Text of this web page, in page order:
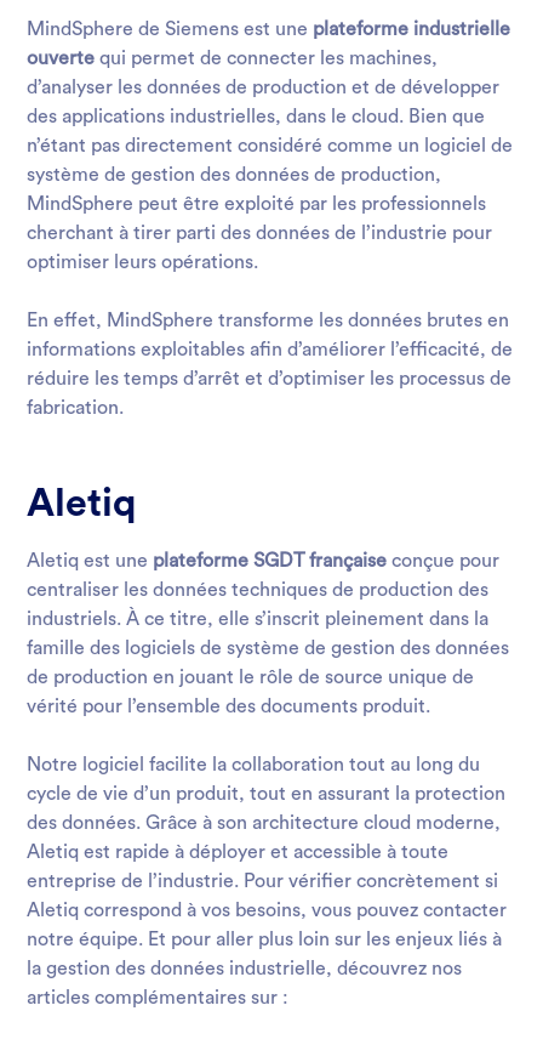
MindSphere de Siemens est une plateforme industrielle
ouverte qui permet de connecter les machines,
d’analyser les données de production et de développer
des applications industrielles, dans le cloud. Bien que
n’étant pas directement considéré comme un logiciel de
système de gestion des données de production,
MindSphere peut être exploité par les professionnels
cherchant à tirer parti des données de l’industrie pour
optimiser leurs opérations.
En effet, MindSphere transforme les données brutes en
informations exploitables afin d’améliorer l’efficacité, de
réduire les temps d’arrêt et d’optimiser les processus de
fabrication.
Aletiq
Aletiq est une plateforme SGDT française conçue pour
centraliser les données techniques de production des
industriels. À ce titre, elle s’inscrit pleinement dans la
famille des logiciels de système de gestion des données
de production en jouant le rôle de source unique de
vérité pour l’ensemble des documents produit.
Notre logiciel facilite la collaboration tout au long du
cycle de vie d’un produit, tout en assurant la protection
des données. Grâce à son architecture cloud moderne,
Aletiq est rapide à déployer et accessible à toute
entreprise de l’industrie. Pour vérifier concrètement si
Aletiq correspond à vos besoins, vous pouvez contacter
notre équipe. Et pour aller plus loin sur les enjeux liés à
la gestion des données industrielle, découvrez nos
articles complémentaires sur :